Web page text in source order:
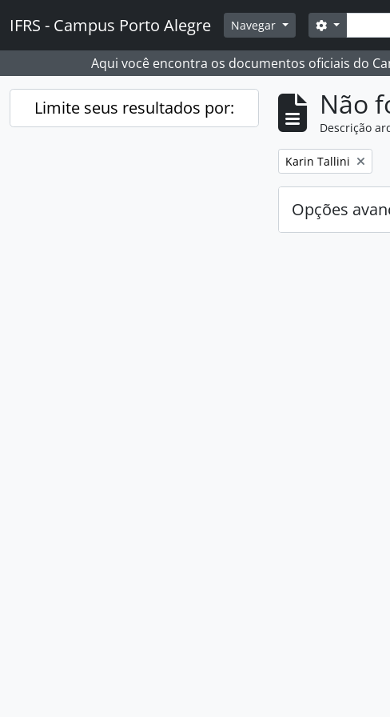
IFRS - Campus Porto Alegre Navegar Buscar
Opções de
Aqui você encontra os documentos oficiais do
Limite seus resultados por: Não
Descrição
Remover filtro:
Karin Tallini
Opções